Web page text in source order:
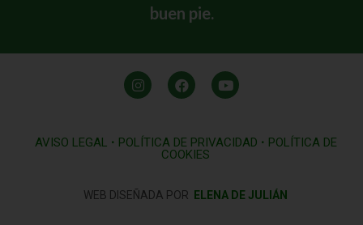
buen pie.
AVISO LEGAL • POLÍTICA DE PRIVACIDAD • POLÍTICA DE
COOKIES
WEB DISEÑADA POR ELENA DE JULIÁN